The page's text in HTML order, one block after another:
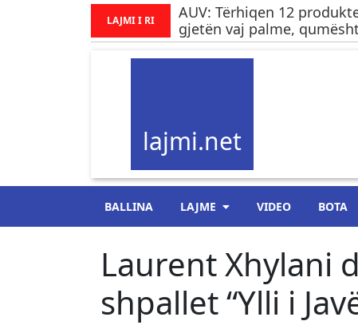
LAJMI I RI
AUV: Tërhiqen 12
gjetën vaj palme,
lajmi.net
BALLINA LAJME VIDEO BOTA
Laurent Xhylani
shpallet “Ylli i